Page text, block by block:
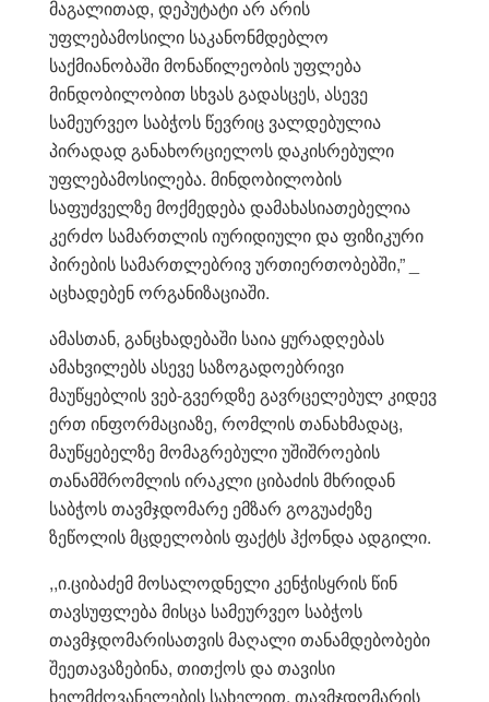
მაგალითად, დეპუტატი არ არის
უფლებამოსილი საკანონმდებლო
საქმიანობაში მონაწილეობის უფლება
მინდობილობით სხვას გადასცეს, ასევე
სამეურვეო საბჭოს წევრიც ვალდებულია
პირადად განახორციელოს დაკისრებული
უფლებამოსილება. მინდობილობის
საფუძველზე მოქმედება დამახასიათებელია
კერძო სამართლის იურიდიული და ფიზიკური
პირების სამართლებრივ ურთიერთობებში,” _
აცხადებენ ორგანიზაციაში.
ამასთან, განცხადებაში საია ყურადღებას
ამახვილებს ასევე საზოგადოებრივი
მაუწყებლის ვებ-გვერდზე გავრცელებულ კიდევ
ერთ ინფორმაციაზე, რომლის თანახმადაც,
მაუწყებელზე მომაგრებული უშიშროების
თანამშრომლის ირაკლი ციბაძის მხრიდან
საბჭოს თავმჯდომარე ემზარ გოგუაძეზე
ზეწოლის მცდელობის ფაქტს ჰქონდა ადგილი.
,,ი.ციბაძემ მოსალოდნელი კენჭისყრის წინ
თავსუფლება მისცა სამეურვეო საბჭოს
თავმჯდომარისათვის მაღალი თანამდებობები
შეეთავაზებინა, თითქოს და თავისი
ხელმძღვანელების სახელით, თავმჯდომარის